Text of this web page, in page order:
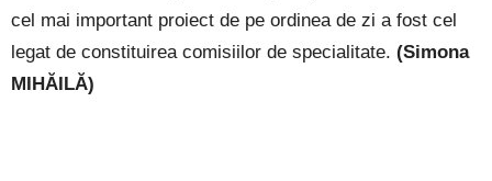
cel mai important proiect de pe ordinea de zi a fost cel
legat de constituirea comisiilor de specialitate. (Simona
MIHĂILĂ)